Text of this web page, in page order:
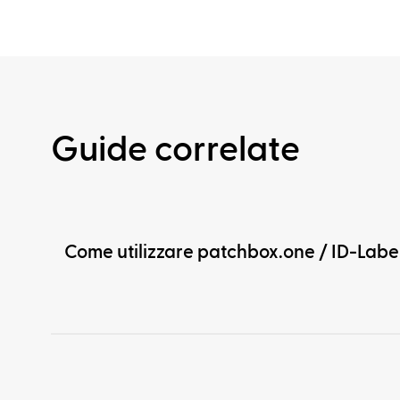
Guide correlate
Come utilizzare patchbox.one / ID-